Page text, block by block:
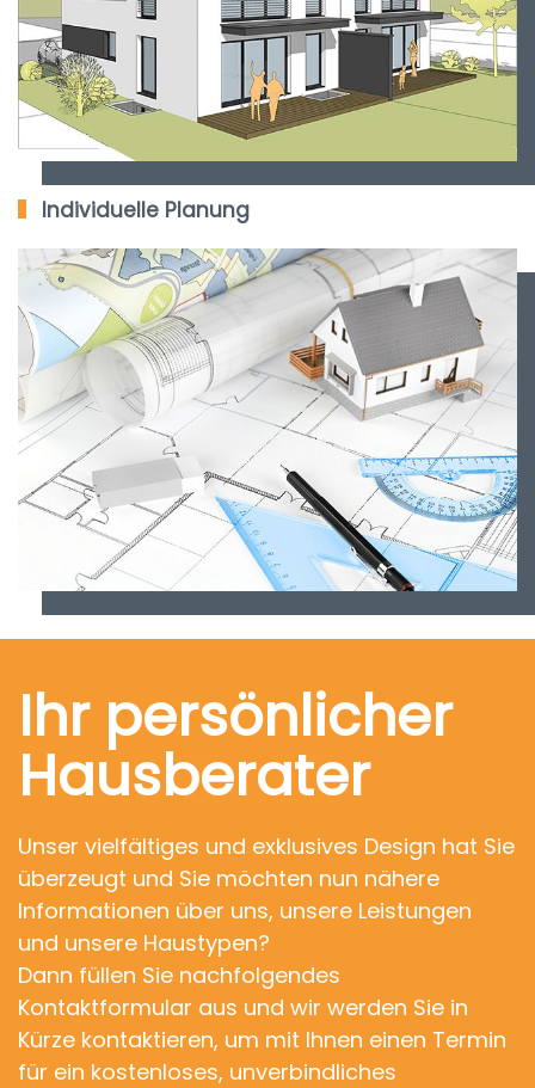
Individuelle Planung
Ihr persönlicher
Hausberater
Unser vielfältiges und exklusives Design hat Sie
überzeugt und Sie möchten nun nähere
Informationen über uns, unsere Leistungen
und unsere Haustypen?
Dann füllen Sie nachfolgendes
Kontaktformular aus und wir werden Sie in
Kürze kontaktieren, um mit Ihnen einen Termin
für ein kostenloses, unverbindliches